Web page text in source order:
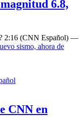
6.8,
2:16 (CNN Español) —
sismo, ahora de
CNN en